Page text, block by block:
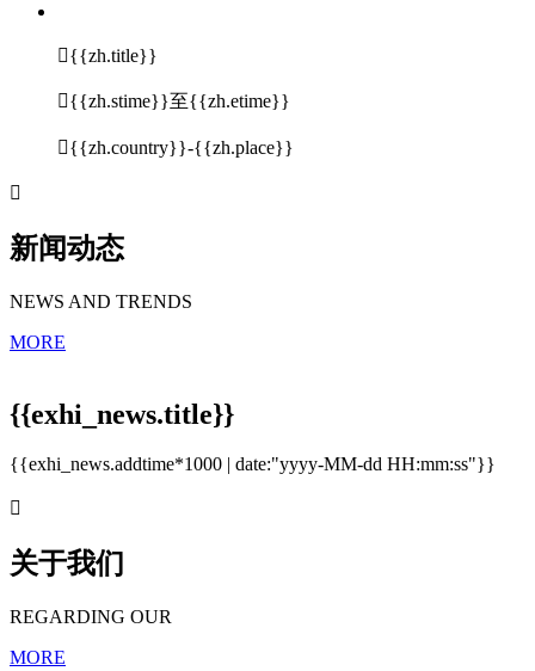
{{zh.title}}
{{zh.stime}}至{{zh.etime}}
{{zh.country}}-{{zh.place}}

新闻动态
NEWS AND TRENDS
MORE
{{exhi_news.title}}
{{exhi_news.addtime*1000 | date:"yyyy-MM-dd HH:mm:ss"}}

关于我们
REGARDING OUR
MORE